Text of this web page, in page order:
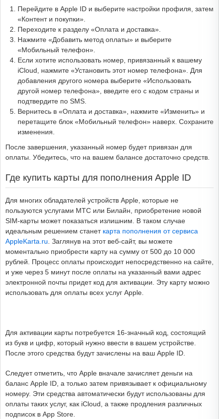
Перейдите в Apple ID и выберите настройки профиля, затем
«Контент и покупки».
Переходите к разделу «Оплата и доставка».
Нажмите «Добавить метод оплаты» и выберите
«Мобильный телефон».
Если хотите использовать номер, привязанный к вашему
iCloud, нажмите «Установить этот номер телефона». Для
добавления другого номера выберите «Использовать
другой номер телефона», введите его с кодом страны и
подтвердите по SMS.
Вернитесь в «Оплата и доставка», нажмите «Изменить» и
перетащите блок «Мобильный телефон» наверх. Сохраните
изменения.
После завершения, указанный номер будет привязан для
оплаты. Убедитесь, что на вашем балансе достаточно средств.
Где купить карты для пополнения Apple ID
Для многих обладателей устройств Apple, которые не
пользуются услугами МТС или Билайн, приобретение новой
SIM-карты может показаться излишним. В таком случае
идеальным решением станет карта пополнения от сервиса
AppleKarta.ru . Заглянув на этот веб-сайт, вы можете
моментально приобрести карту на сумму от 500 до 10 000
рублей. Процесс оплаты происходит непосредственно на сайте,
и уже через 5 минут после оплаты на указанный вами адрес
электронной почты придет код для активации. Эту карту можно
использовать для оплаты всех услуг Apple.
Для активации карты потребуется 16-значный код, состоящий
из букв и цифр, который нужно ввести в вашем устройстве.
После этого средства будут зачислены на ваш Apple ID.
Следует отметить, что Apple вначале зачисляет деньги на
баланс Apple ID, а только затем привязывает к официальному
номеру. Эти средства автоматически будут использованы для
оплаты таких услуг, как iCloud, а также продления различных
подписок в App Store.